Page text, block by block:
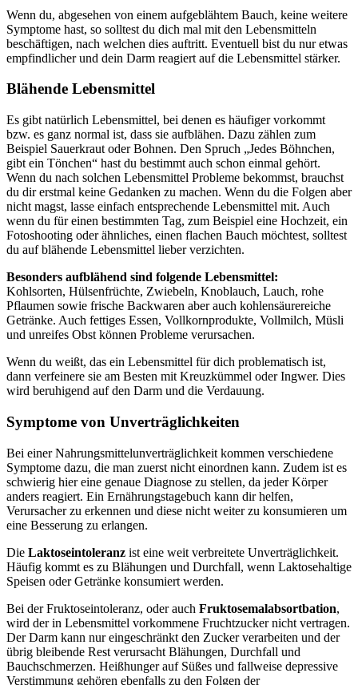
Wenn du, abgesehen von einem aufgeblähtem Bauch, keine weitere
Symptome hast, so solltest du dich mal mit den Lebensmitteln
beschäftigen, nach welchen dies auftritt. Eventuell bist du nur etwas
empfindlicher und dein Darm reagiert auf die Lebensmittel stärker.
Blähende Lebensmittel
Es gibt natürlich Lebensmittel, bei denen es häufiger vorkommt
bzw. es ganz normal ist, dass sie aufblähen. Dazu zählen zum
Beispiel Sauerkraut oder Bohnen. Den Spruch „Jedes Böhnchen,
gibt ein Tönchen“ hast du bestimmt auch schon einmal gehört.
Wenn du nach solchen Lebensmittel Probleme bekommst, brauchst
du dir erstmal keine Gedanken zu machen. Wenn du die Folgen aber
nicht magst, lasse einfach entsprechende Lebensmittel mit. Auch
wenn du für einen bestimmten Tag, zum Beispiel eine Hochzeit, ein
Fotoshooting oder ähnliches, einen flachen Bauch möchtest, solltest
du auf blähende Lebensmittel lieber verzichten.
Besonders aufblähend sind folgende Lebensmittel:
Kohlsorten, Hülsenfrüchte, Zwiebeln, Knoblauch, Lauch, rohe
Pflaumen sowie frische Backwaren aber auch kohlensäurereiche
Getränke. Auch fettiges Essen, Vollkornprodukte, Vollmilch, Müsli
und unreifes Obst können Probleme verursachen.
Wenn du weißt, das ein Lebensmittel für dich problematisch ist,
dann verfeinere sie am Besten mit Kreuzkümmel oder Ingwer. Dies
wird beruhigend auf den Darm und die Verdauung.
Symptome von Unverträglichkeiten
Bei einer Nahrungsmittelunverträglichkeit kommen verschiedene
Symptome dazu, die man zuerst nicht einordnen kann. Zudem ist es
schwierig hier eine genaue Diagnose zu stellen, da jeder Körper
anders reagiert. Ein Ernährungstagebuch kann dir helfen,
Verursacher zu erkennen und diese nicht weiter zu konsumieren um
eine Besserung zu erlangen.
Die Laktoseintoleranz ist eine weit verbreitete Unverträglichkeit.
Häufig kommt es zu Blähungen und Durchfall, wenn Laktosehaltige
Speisen oder Getränke konsumiert werden.
Bei der Fruktoseintoleranz, oder auch Fruktosemalabsortbation,
wird der in Lebensmittel vorkommene Fruchtzucker nicht vertragen.
Der Darm kann nur eingeschränkt den Zucker verarbeiten und der
übrig bleibende Rest verursacht Blähungen, Durchfall und
Bauchschmerzen. Heißhunger auf Süßes und fallweise depressive
Verstimmung gehören ebenfalls zu den Folgen der